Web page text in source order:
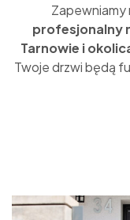
Zapewniamy
profesjonalny
Tarnowie i
Twoje drzwi będą